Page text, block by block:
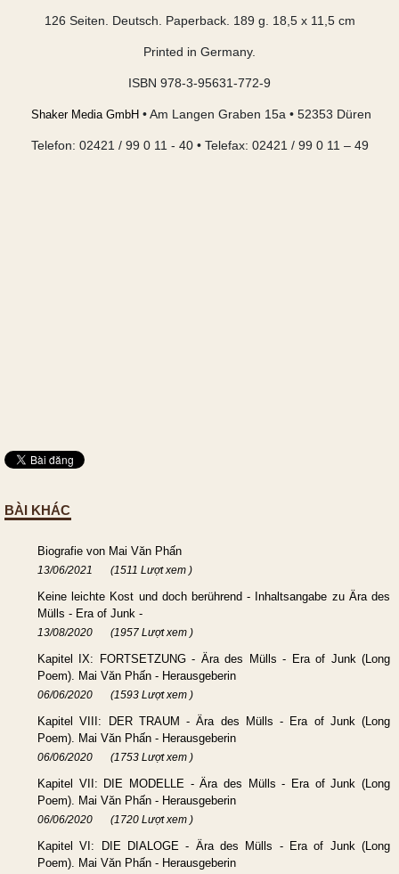
126 Seiten. Deutsch. Paperback. 189 g. 18,5 x 11,5 cm
Printed in Germany.
ISBN 978-3-95631-772-9
Shaker Media GmbH • Am Langen Graben 15a • 52353 Düren
Telefon: 02421 / 99 0 11 - 40 • Telefax: 02421 / 99 0 11 – 49
BÀI KHÁC
Biografie von Mai Văn Phấn
13/06/2021 (1511 Lượt xem )
Keine leichte Kost und doch berührend - Inhaltsangabe zu Ära des
Mülls - Era of Junk -
13/08/2020 (1957 Lượt xem )
Kapitel IX: FORTSETZUNG - Ära des Mülls - Era of Junk (Long
Poem). Mai Văn Phấn - Herausgeberin
06/06/2020 (1593 Lượt xem )
Kapitel VIII: DER TRAUM - Ära des Mülls - Era of Junk (Long
Poem). Mai Văn Phấn - Herausgeberin
06/06/2020 (1753 Lượt xem )
Kapitel VII: DIE MODELLE - Ära des Mülls - Era of Junk (Long
Poem). Mai Văn Phấn - Herausgeberin
06/06/2020 (1720 Lượt xem )
Kapitel VI: DIE DIALOGE - Ära des Mülls - Era of Junk (Long
Poem). Mai Văn Phấn - Herausgeberin